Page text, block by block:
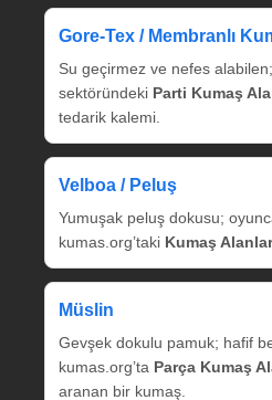
Gore‑Tex / Membranlı
Su geçirmez ve nefes
sektöründeki Parti Kumaş
tedarik kalemi.
Velboa / Peluş
Yumuşak peluş dokusu;
kumas.org’taki Kumaş Alanlar
Müslin
Gevşek dokulu pamuk; hafif
kumas.org’ta Parça Kumaş
aranan bir kumaş.